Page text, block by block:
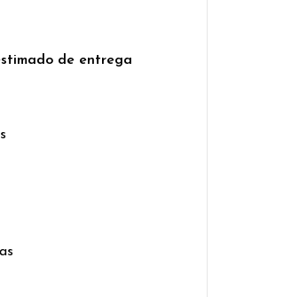
de entrega